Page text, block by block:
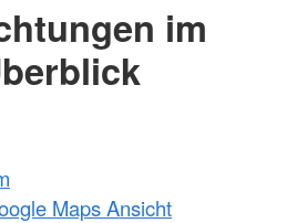
im
Maps Ansicht